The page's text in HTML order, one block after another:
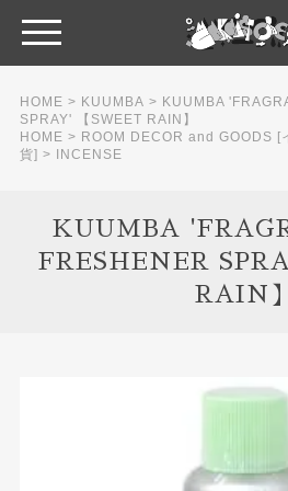
HOME > KUUMBA > KUUMBA
SPRAY' 【SWEET RAIN】
HOME > ROOM DECOR and GOODS [
貨] > INCENSE
KUUMBA
FRESHENER
RAIN】